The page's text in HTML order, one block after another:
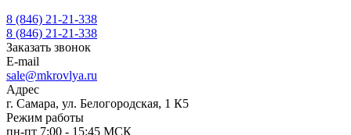
8 (846) 21-21-338
8 (846) 21-21-338
Заказать звонок
E-mail
sale@mkrovlya.ru
Адрес
г. Самара, ул. Белогородская, 1 К5
Режим работы
пн-пт 7:00 - 15:45 МСК